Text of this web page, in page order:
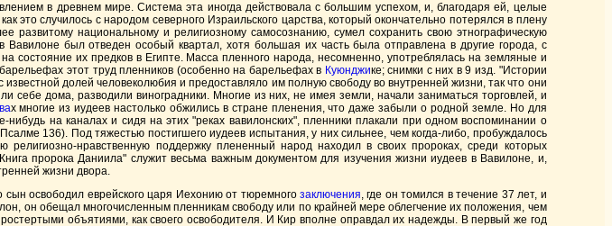
в древнем мире. Система эта иногда действовала с большим успехом, и, благодаря ей, целые
это случилось с народом северного Израильского царства, который окончательно потерялся в плену
развитому национальному и религиозному самосознанию, сумел сохранить свою этнографическую
был отведен особый квартал, хотя большая их часть была отправлена в другие города, с
состояние их предков в Египте. Масса пленного народа, несомненно, употреблялась на земляные и
этот труд пленников (особенно на барельефах в Куюнджике; снимки с них в 9 изд. "Истории
известной долей человеколюбия и предоставляло им полную свободу во внутренней жизни, так что они
себе дома, разводили виноградники. Многие из них, не имея земли, начали заниматься торговлей, и
х многие из иудеев настолько обжились в стране пленения, что даже забыли о родной земле. Но для
на каналах и сидя на этих "реках вавилонских", пленники плакали при одном воспоминании о
136). Под тяжестью постигшего иудеев испытания, у них сильнее, чем когда-либо, пробуждалось
нравственную поддержку плененный народ находил в своих пророках, среди которых
пророка Даниила" служит весьма важным документом для изучения жизни иудеев в Вавилоне, и,
жизни двора.
освободил еврейского царя Иехонию от тюремного заключения, где он томился в течение 37 лет, и
он обещал многочисленным пленникам свободу или по крайней мере облегчение их положения, чем
объятиями, как своего освободителя. И Кир вполне оправдал их надежды. В первый же год